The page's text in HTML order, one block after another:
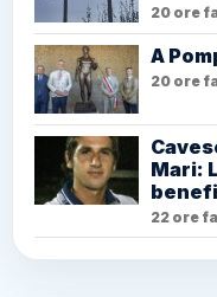
20 ore
A
20 ore
Mari:
22 ore fa